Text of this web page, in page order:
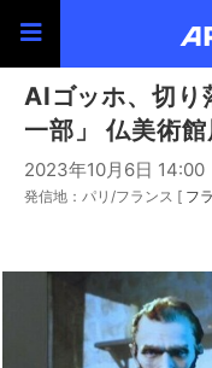
AIゴッホ、切り
一部」 仏美術
2023年10月6日 14:00
発信地：パリ/フランス [ フ